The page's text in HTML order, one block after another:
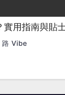
實用指南與貼
路 Vibe